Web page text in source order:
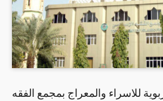
للاسراء والمعراج بمجمع الفقه